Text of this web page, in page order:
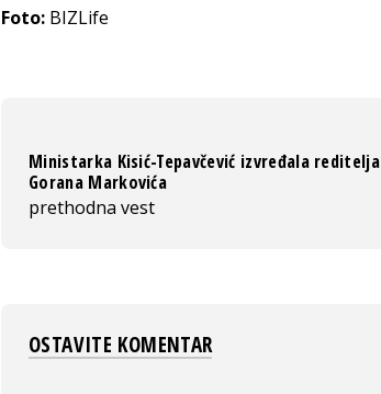
Foto: BIZLife
Ministarka Kisić-Tepavčević izvređala reditelja
Gorana Markovića
prethodna vest
OSTAVITE KOMENTAR